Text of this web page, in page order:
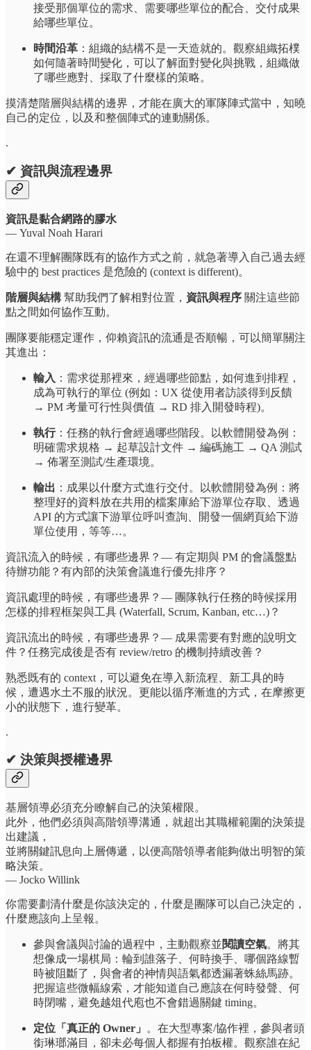
接受那個單位的需求、需要哪些單位的配合、交付成果
給哪些單位。
時間沿革 ：組織的結構不是一天造就的。觀察組織拓樸
如何隨著時間變化，可以了解面對變化與挑戰，組織做
了哪些應對、採取了什麼樣的策略。
摸清楚階層與結構的邊界，才能在廣大的軍隊陣式當中，知曉
自己的定位，以及和整個陣式的連動關係。
.
✔ 資訊與流程邊界
資訊是黏合網路的膠水
— Yuval Noah Harari
在還不理解團隊既有的協作方式之前，就急著導入自己過去經
驗中的 best practices 是危險的 (context is different)。
階層與結構 幫助我們了解相對位置， 資訊與程序 關注這些節
點之間如何協作互動。
團隊要能穩定運作，仰賴資訊的流通是否順暢，可以簡單關注
其進出：
輸入 ：需求從那裡來，經過哪些節點，如何進到排程，
成為可執行的單位 (例如：UX 從使用者訪談得到反饋
→ PM 考量可行性與價值 → RD 排入開發時程)。
執行：任務的執行會經過哪些階段。以軟體開發為例：
明確需求規格 → 起草設計文件 → 編碼施工 → QA 測試
→ 佈署至測試/生產環境。
輸出 ：成果以什麼方式進行交付。以軟體開發為例：將
整理好的資料放在共用的檔案庫給下游單位存取、透過
API 的方式讓下游單位呼叫查詢、開發一個網頁給下游
單位使用，等等…。
資訊流入的時候，有哪些邊界？— 有定期與 PM 的會議盤點
待辦功能？有內部的決策會議進行優先排序？
資訊處理的時候，有哪些邊界？— 團隊執行任務的時候採用
怎樣的排程框架與工具 (Waterfall, Scrum, Kanban, etc…)？
資訊流出的時候，有哪些邊界？— 成果需要有對應的說明文
件？任務完成後是否有 review/retro 的機制持續改善？
熟悉既有的 context，可以避免在導入新流程、新工具的時
候，遭遇水土不服的狀況。更能以循序漸進的方式，在摩擦更
小的狀態下，進行變革。
.
✔ 決策與授權邊界
基層領導必須充分瞭解自己的決策權限。
此外，他們必須與高階領導溝通，就超出其職權範圍的決策提
出建議，
並將關鍵訊息向上層傳遞，以便高階領導者能夠做出明智的策
略決策。
― Jocko Willink
你需要劃清什麼是你該決定的，什麼是團隊可以自己決定的，
什麼應該向上呈報。
參與會議與討論的過程中，主動觀察並閱讀空氣。將其
想像成一場棋局：輪到誰落子、何時換手、哪個路線暫
時被阻斷了，與會者的神情與語氣都透漏著蛛絲馬跡。
把握這些微幅線索，才能知道自己應該在何時發聲、何
時閉嘴，避免越俎代庖也不會錯過關鍵 timing。
定位「真正的 Owner」
。在大型專案/協作裡，參與者頭
銜琳瑯滿目，卻未必每個人都握有拍板權。觀察誰在紀